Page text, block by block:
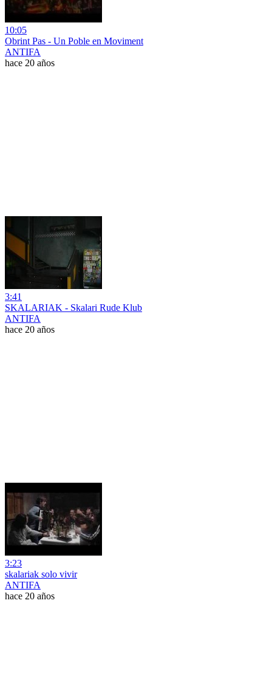
10:05
Obrint Pas - Un Poble en Moviment
ANTIFA
hace 20 años
3:41
SKALARIAK - Skalari Rude Klub
ANTIFA
hace 20 años
3:23
skalariak solo vivir
ANTIFA
hace 20 años